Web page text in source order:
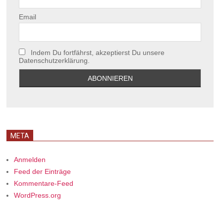
Email
Indem Du fortfährst, akzeptierst Du unsere
Datenschutzerklärung.
META
Anmelden
Feed der Einträge
Kommentare-Feed
WordPress.org